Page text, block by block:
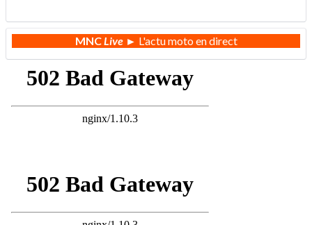
MNCLive► L'actu moto en direct